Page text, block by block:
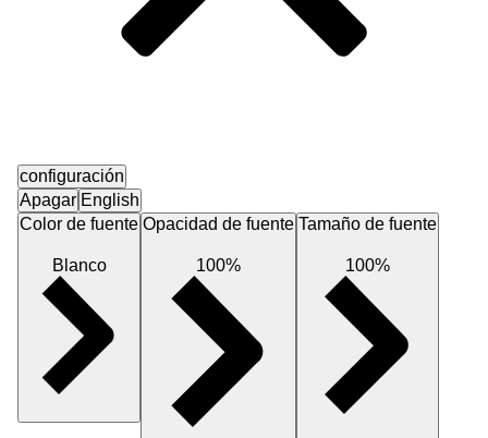
configuración
Apagar English
Color de fuente
Blanco
Opacidad de fuente
100%
Tamaño de fuente
100%